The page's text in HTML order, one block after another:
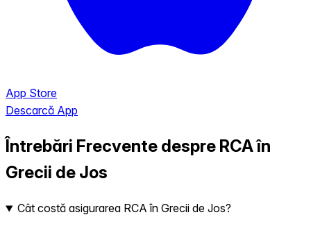
App Store
Descarcă App
Întrebări Frecvente despre RCA în
Grecii de Jos
Cât costă asigurarea RCA în Grecii de Jos?